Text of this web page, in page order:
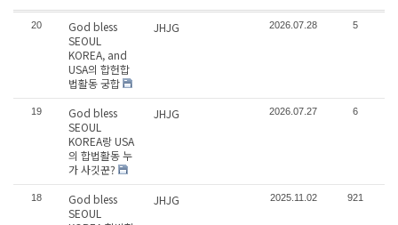
20
God bless
SEOUL
KOREA, and
USA의 합헌합
법활동 궁합
JHJG 2026.07.28 5
19
God bless
SEOUL
KOREA랑 USA
의 합법활동 누
가 사깃꾼?
JHJG 2026.07.27 6
18
God bless
SEOUL
JHJG 2025.11.02 921